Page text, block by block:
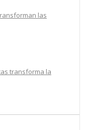
las
transforma la